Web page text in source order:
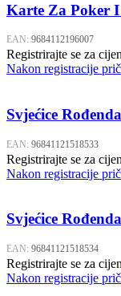
Karte Za Poker
EAN: 9684112196007
Registrirajte se za
Nakon registracije
Svjećice
EAN: 96841121518533
Registrirajte se za
Nakon registracije
Svjećice
EAN: 96841121518534
Registrirajte se za
Nakon registracije